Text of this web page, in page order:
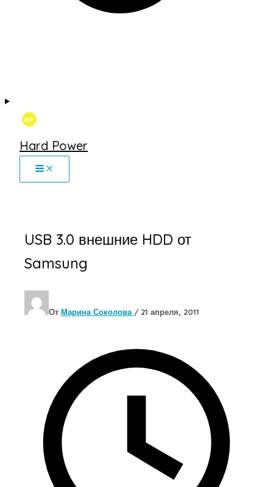
Hard Power
USB 3.0 внешние HDD от
Samsung
От Марина Соколова / 21 апреля, 2011